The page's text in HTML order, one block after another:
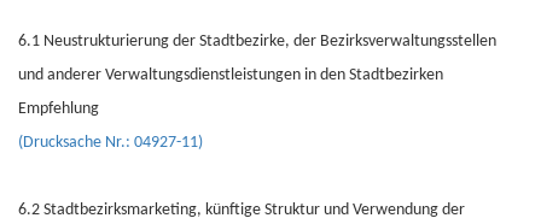
6.1 Neustrukturierung der Stadtbezirke, der Bezirksverwaltungsstellen
und anderer Verwaltungsdienstleistungen in den Stadtbezirken
Empfehlung
(Drucksache Nr.: 04927-11)
6.2 Stadtbezirksmarketing, künftige Struktur und Verwendung der